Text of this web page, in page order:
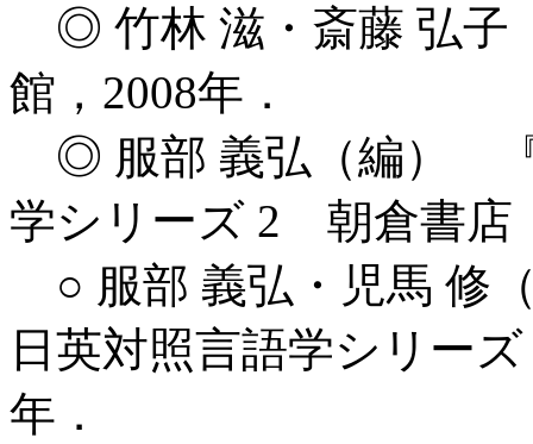
◎ 竹林 滋・斎藤 弘
館，2008年．
◎ 服部 義弘（編）
学シリーズ 2 朝倉書店
○ 服部 義弘・児馬 修
日英対照言語学シリー
年．